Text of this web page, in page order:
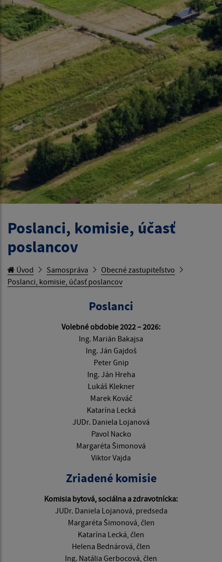
Poslanci, komisie, účasť
poslancov
Úvod Samospráva
Obecné zastupiteľstvo
Poslanci, komisie, účasť poslancov
Poslanci
Volebné obdobie 2022 – 2026:
Ing. Marián Bakajsa
Ing. Ján Gajdoš
Peter Gnip
Ing. Ján Hreha
Lukáš Klekner
Marek Kováč
Katarína Lecká
JUDr. Daniela Lojanová
Pavol Nacko
Margaréta Šimonová
Viktor Vajda
Zriadené komisie
Komisia bytová, sociálna a zdravotnícka:
JUDr. Daniela Lojanová, predseda
Margaréta Šimonová, člen
Katarína Lecká, člen
Helena Bednárová, člen
Ing. Natália Gerbocová, člen